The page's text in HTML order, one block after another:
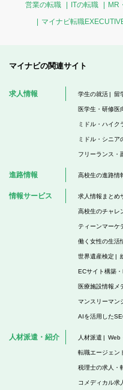
営業の転職 ITの転職 MR
マイナビ転職
マイナビの関連サイト
求人情報 学生の就活 留
医学生・研修医
ミドル・ハイク
ミドル・シニア
フリーランス・
進路情報 高校生の進路情
情報サービス 求人情報まとめ
高校生のチャレ
ティーンマーケ
働く女性の生活
世界遺産検定
ECサイト構築
医療施設情報メ
マンスリーマン
AIを活用した
人材派遣・紹介 人材派遣 Web
転職エージェン
税理士の求人・
コメディカル求